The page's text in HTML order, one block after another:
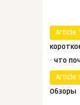
Article
· что
Article
Обзоры